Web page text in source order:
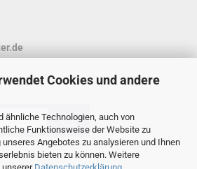
Cookies und andere
ähnliche Technologien, auch von
Funktionsweise der Website zu
Angebotes zu analysieren und Ihnen
bieten zu können. Weitere
unserer Datenschutzerklärung
So kommen sie